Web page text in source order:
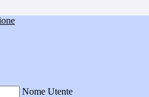
Nome Utente